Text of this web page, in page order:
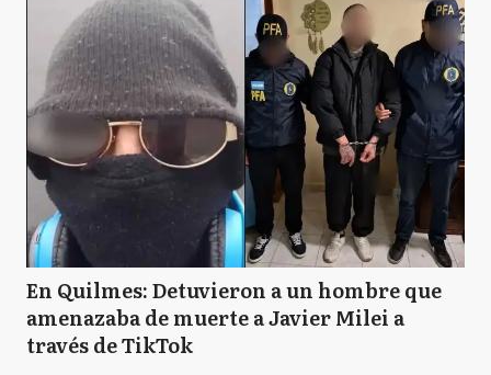
En Quilmes: Detuvieron a un hombre que
amenazaba de muerte a Javier Milei a
través de TikTok